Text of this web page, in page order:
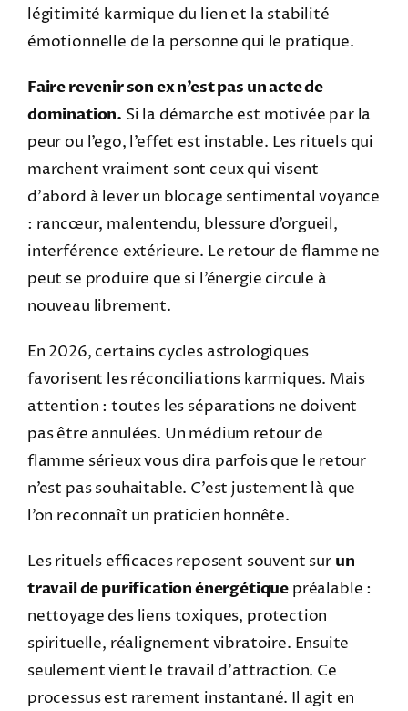
légitimité karmique du lien et la stabilité
émotionnelle de la personne qui le pratique.
Faire revenir son ex n’est pas un acte de
domination. Si la démarche est motivée par la
peur ou l’ego, l’effet est instable. Les rituels qui
marchent vraiment sont ceux qui visent
d’abord à lever un blocage sentimental voyance
: rancœur, malentendu, blessure d’orgueil,
interférence extérieure. Le retour de flamme ne
peut se produire que si l’énergie circule à
nouveau librement.
En 2026, certains cycles astrologiques
favorisent les réconciliations karmiques. Mais
attention : toutes les séparations ne doivent
pas être annulées. Un médium retour de
flamme sérieux vous dira parfois que le retour
n’est pas souhaitable. C’est justement là que
l’on reconnaît un praticien honnête.
Les rituels efficaces reposent souvent sur un
travail de purification énergétique préalable :
nettoyage des liens toxiques, protection
spirituelle, réalignement vibratoire. Ensuite
seulement vient le travail d’attraction. Ce
processus est rarement instantané. Il agit en